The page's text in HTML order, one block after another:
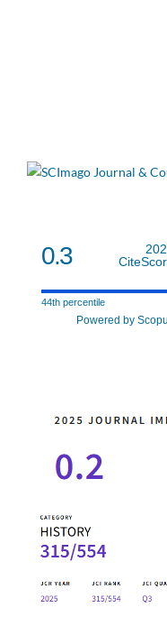
0.3
44th percentile
Powered by